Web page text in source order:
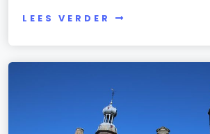
LEES VERDER